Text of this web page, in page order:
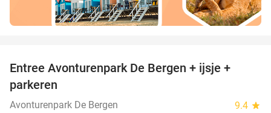
Entree Avonturenpark De Bergen + ijsje +
parkeren
Avonturenpark De Bergen 9.4 star